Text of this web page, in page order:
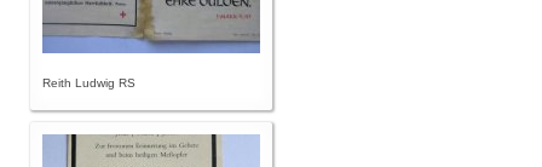
Reith Ludwig RS